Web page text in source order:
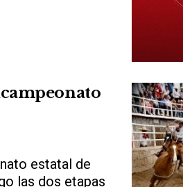
estatal de
las dos etapas